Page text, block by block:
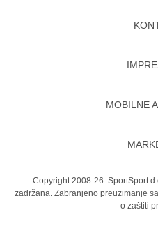
MOBILNE
Copyright 2008-26. SportSport
zadržana. Zabranjeno preuzimanje
o zaštiti